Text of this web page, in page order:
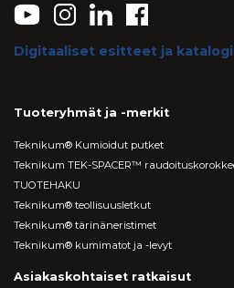
Digitaaliset esitteet ja
Tuoteryhmät ja -merkit
Teknikum® Kumioidut putket
Teknikum TEK-SPACER™
TUOTEHAKU
Teknikum® teollisuusletkut
Teknikum® tärinäneristimet
Teknikum® kumimatot ja -levyt
Asiakaskohtaiset ratkaisut